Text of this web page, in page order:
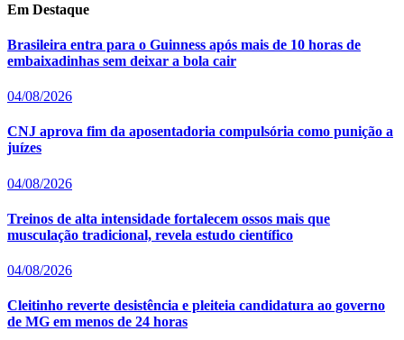
Em Destaque
Brasileira entra para o Guinness após mais de 10 horas de
embaixadinhas sem deixar a bola cair
04/08/2026
CNJ aprova fim da aposentadoria compulsória como punição a
juízes
04/08/2026
Treinos de alta intensidade fortalecem ossos mais que
musculação tradicional, revela estudo científico
04/08/2026
Cleitinho reverte desistência e pleiteia candidatura ao governo
de MG em menos de 24 horas